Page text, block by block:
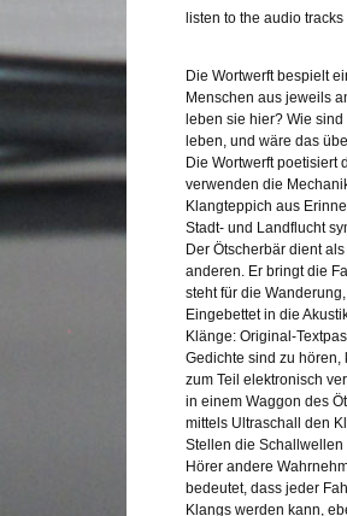
listen to the audio tracks
Die Wortwerft bespielt
Menschen aus jeweils
leben sie hier? Wie
leben, und wäre das
Die Wortwerft poetisiert
verwenden die
Klangteppich aus
Stadt- und Landflucht
Der Ötscherbär dient
anderen. Er bringt die
steht für die
Eingebettet in die
Klänge: Original-
Gedichte sind zu
zum Teil elektronisch
in einem Waggon des
mittels Ultraschall den
Stellen die Schallwellen
Hörer andere
bedeutet, dass jeder
Klangs werden kann,